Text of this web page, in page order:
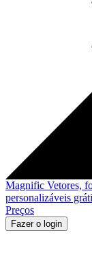
Magnific Vetores,
personalizáveis
Preços
Fazer o login